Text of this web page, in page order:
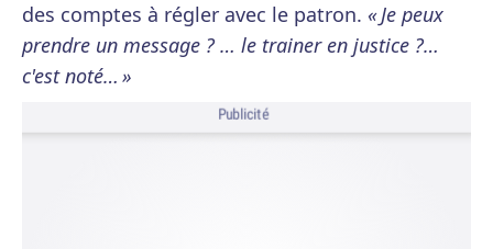
des comptes à régler avec le patron. « Je peux
prendre un message ? … le trainer en justice ?…
c'est noté… »
Publicité